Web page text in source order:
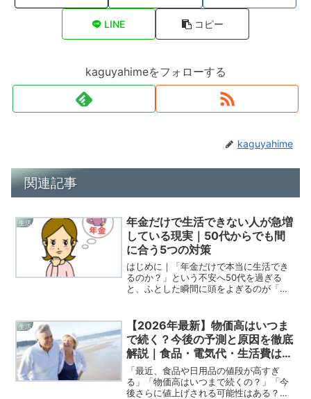
LINE コピー
kaguyahimeをフォローする
kaguyahime
関連記事
生活
年金だけで生活できない人が急増
している現実｜50代からでも間
に合う5つの対策
はじめに｜「年金だけで本当に生活でき
るのか？」という不安へ50代を過ぎる
と、ふとした瞬間に頭をよぎるのが「老
れくらいいるのか もし足りなかったら、
どうすればいいのか...
生活
【2026年最新】物価高はいつま
で続く？今後の予測と原因を徹底
解説｜食品・電気代・生活費はど
うなる？
「最近、食品や日用品の値段が高すぎ
る」「物価高はいつまで続くの？」「今
後さらに値上げされる可能性はある？」